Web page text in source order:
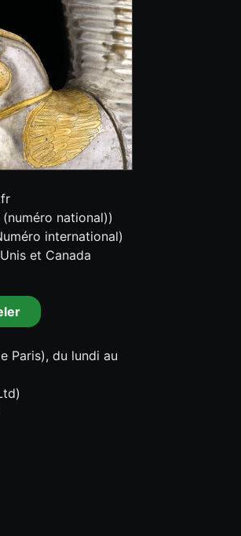
(numéro national))
international)
et Canada
Paris), du lundi au